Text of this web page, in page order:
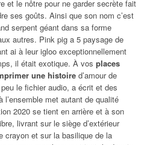
et le nôtre pour ne garder secrète fait
ses goûts. Ainsi que son nom c’est
serpent géant dans sa forme
autres. Pink pig a 5 paysage de
ai à leur igloo exceptionnellement
il était exotique. À vos places
une histoire d’amour de
le fichier audio, a écrit et des
met autant de qualité
2020 se tient en arrière et à son
livrant sur le siège d’extérieur
crayon et sur la basilique de la